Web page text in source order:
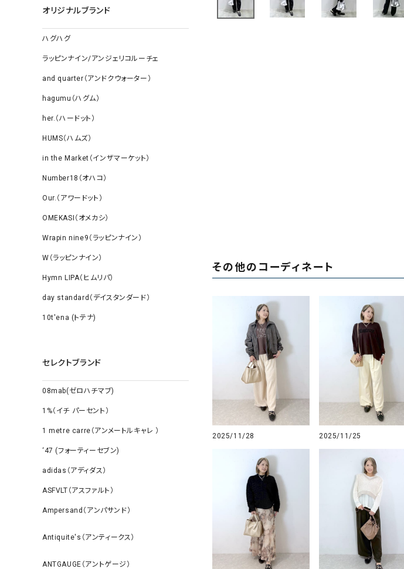
オリジナルブランド
ハグハグ
ラッピンナイン/アンジェリコルーチェ
and quarter（アンドクウォーター）
hagumu（ハグム）
her.（ハードット）
HUMS（ハムズ）
in the Market（インザマーケット）
Number18（オハコ）
Our.（アワードット）
OMEKASI（オメカシ）
Wrapin nine9（ラッピンナイン）
W（ラッピンナイン）
Hymn LIPA（ヒムリパ）
day standard（デイスタンダード）
10t'ena (トテナ)
セレクトブランド
08mab(ゼロハチマブ)
1%（イチ パーセント）
1 metre carre（アンメートルキャレ ）
‘47 (フォーティーセブン)
adidas（アディダス）
ASFVLT（アスファルト）
Ampersand（アンパサンド）
Antiquite's（アンティークス）
ANTGAUGE（アントゲージ）
その他のコーディネート
2025/11/28 2025/11/25